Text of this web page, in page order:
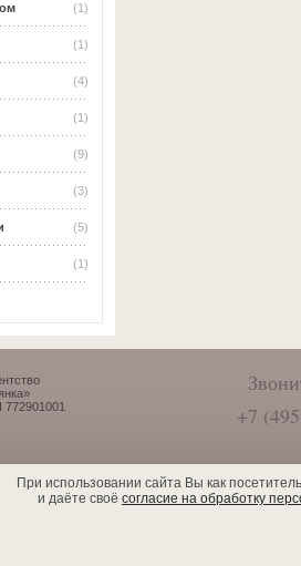
(1)
(1)
(4)
(1)
(9)
(3)
(5)
(1)
+7
При использовании сайта Вы как
и даёте своё согласие на обработку